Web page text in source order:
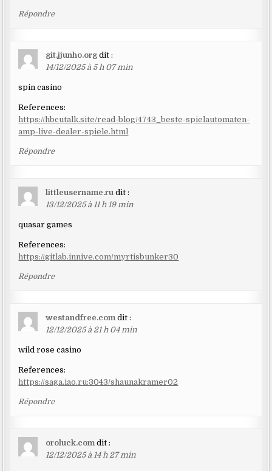
Répondre
git.jjunho.org dit :
14/12/2025 à 5 h 07 min
spin casino
References:
https://hbcutalk.site/read-blog/4743_beste-spielautomaten-
amp-live-dealer-spiele.html
Répondre
littleusername.ru dit :
13/12/2025 à 11 h 19 min
quasar games
References:
https://gitlab.innive.com/myrtisbunker30
Répondre
westandfree.com dit :
12/12/2025 à 21 h 04 min
wild rose casino
References:
https://saga.iao.ru:3043/shaunakramer02
Répondre
oroluck.com dit :
12/12/2025 à 14 h 27 min